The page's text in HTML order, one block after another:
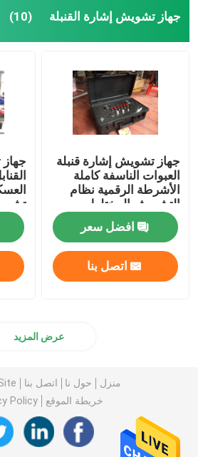
جهاز تشويش إشارة القنبلة (10)
جهاز تشويش إشارة قنبلة
العبوات الناسفة كاملة
الأشرطة الرقمية نظام
التشويش المختلط
هرتز
افضل سعر
اتصل بنا
الطاقة
عرض المزيد
منزل حول نا اتصل بنا
خريطة الموقع
Policy